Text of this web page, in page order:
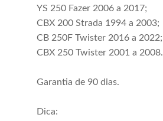
YS 250 Fazer 2006 a 2017;
CBX 200 Strada 1994 a 2003;
CB 250F Twister 2016 a 2022;
CBX 250 Twister 2001 a 2008.
Garantia de 90 dias.
Dica: